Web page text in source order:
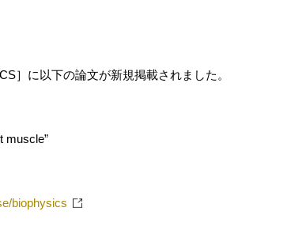
］に以下の論文が新規掲載されました。
muscle”
biophysics